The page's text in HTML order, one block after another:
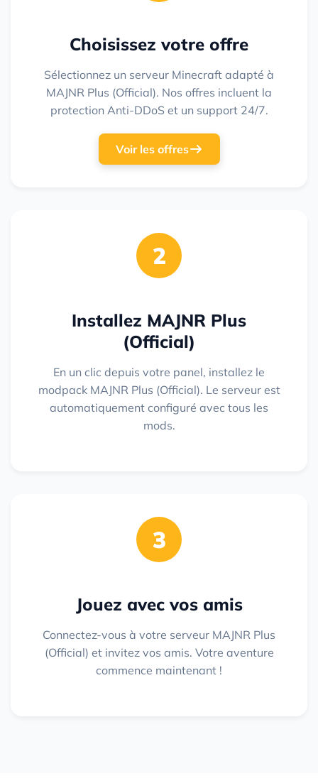
Choisissez votre offre
Sélectionnez un serveur Minecraft adapté à
MAJNR Plus (Official). Nos offres incluent la
protection Anti-DDoS et un support 24/7.
Voir les offres
2
Installez MAJNR Plus
(Official)
En un clic depuis votre panel, installez le
modpack MAJNR Plus (Official). Le serveur est
automatiquement configuré avec tous les
mods.
3
Jouez avec vos amis
Connectez-vous à votre serveur MAJNR Plus
(Official) et invitez vos amis. Votre aventure
commence maintenant !